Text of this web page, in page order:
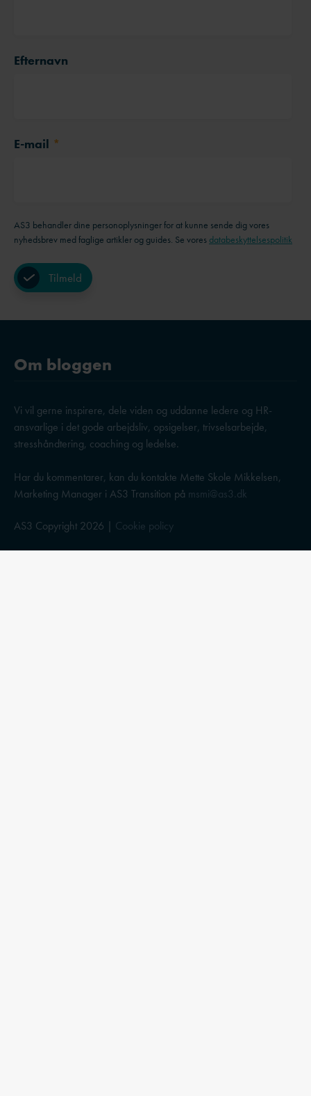
Efternavn
E-mail *
AS3 behandler dine personoplysninger for at kunne sende dig vores
nyhedsbrev med faglige artikler og guides. Se vores databeskyttelsespolitik
Om bloggen
Vi vil gerne inspirere, dele viden og uddanne ledere og HR-
ansvarlige i det gode arbejdsliv, opsigelser, trivselsarbejde,
stresshåndtering, coaching og ledelse.
Har du kommentarer, kan du kontakte Mette Skole Mikkelsen,
Marketing Manager i AS3 Transition på msmi@as3.dk
AS3 Copyright 2026 | Cookie policy